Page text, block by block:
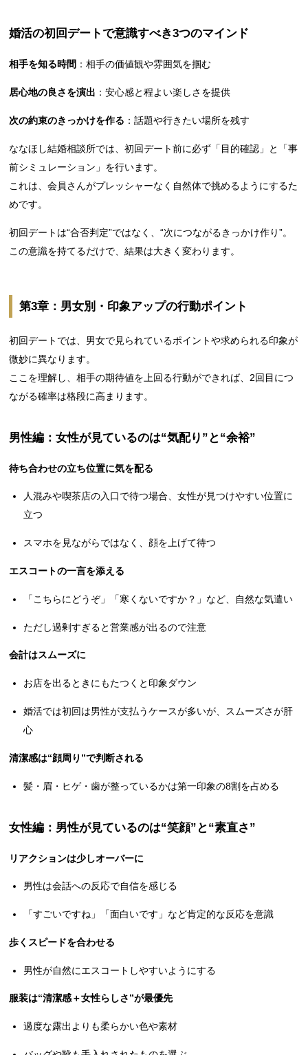
婚活の初回デートで意識すべき3つのマインド
相手を知る時間 ：相手の価値観や雰囲気を掴む
居心地の良さを演出 ：安心感と程よい楽しさを提供
次の約束のきっかけを作る ：話題や行きたい場所を残す
ななほし結婚相談所では、初回デート前に必ず「目的確認」と「事
前シミュレーション」を行います。
これは、会員さんがプレッシャーなく自然体で挑めるようにするた
めです。
初回デートは“合否判定”ではなく、“次につながるきっかけ作り”。
この意識を持てるだけで、結果は大きく変わります。
第3章：男女別・印象アップの行動ポイント
初回デートでは、男女で見られているポイントや求められる印象が
微妙に異なります。
ここを理解し、相手の期待値を上回る行動ができれば、2回目につ
ながる確率は格段に高まります。
男性編：女性が見ているのは“気配り”と“余裕”
待ち合わせの立ち位置に気を配る
人混みや喫茶店の入口で待つ場合、女性が見つけやすい位置に
立つ
スマホを見ながらではなく、顔を上げて待つ
エスコートの一言を添える
「こちらにどうぞ」「寒くないですか？」など、自然な気遣い
ただし過剰すぎると営業感が出るので注意
会計はスムーズに
お店を出るときにもたつくと印象ダウン
婚活では初回は男性が支払うケースが多いが、スムーズさが肝
心
清潔感は“顔周り”で判断される
髪・眉・ヒゲ・歯が整っているかは第一印象の8割を占める
女性編：男性が見ているのは“笑顔”と“素直さ”
リアクションは少しオーバーに
男性は会話への反応で自信を感じる
「すごいですね」「面白いです」など肯定的な反応を意識
歩くスピードを合わせる
男性が自然にエスコートしやすいようにする
服装は“清潔感＋女性らしさ”が最優先
過度な露出よりも柔らかい色や素材